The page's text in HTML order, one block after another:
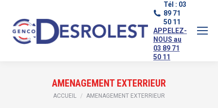
Tél : 03
89 71
50 11
APPELEZ-
NOUS au
03 89 71
50 11
AMENAGEMENT EXTERRIEUR
Vous êtes ici :
ACCUEIL AMENAGEMENT EXTERRIEUR